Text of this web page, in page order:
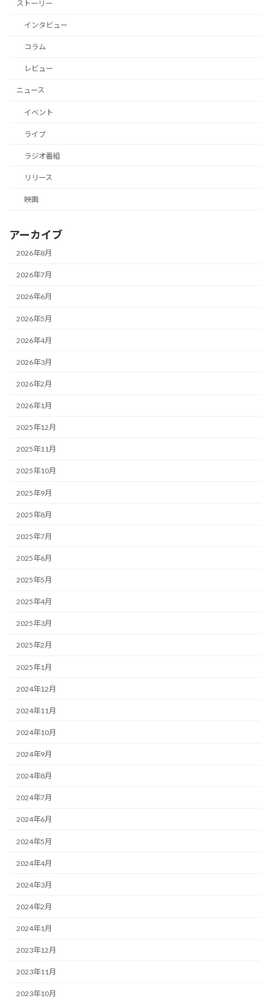
ストーリー
インタビュー
コラム
レビュー
ニュース
イベント
ライブ
ラジオ番組
リリース
映画
アーカイブ
2026年8月
2026年7月
2026年6月
2026年5月
2026年4月
2026年3月
2026年2月
2026年1月
2025年12月
2025年11月
2025年10月
2025年9月
2025年8月
2025年7月
2025年6月
2025年5月
2025年4月
2025年3月
2025年2月
2025年1月
2024年12月
2024年11月
2024年10月
2024年9月
2024年8月
2024年7月
2024年6月
2024年5月
2024年4月
2024年3月
2024年2月
2024年1月
2023年12月
2023年11月
2023年10月